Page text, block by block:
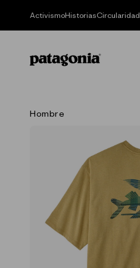
directamente
ActivismoHistoriasCircularidad
Hombre
Ir
del producto